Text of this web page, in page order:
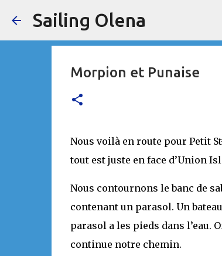
Sailing Olena
Morpion et Punaise
Nous voilà en route pour Petit
tout est juste en face d’Union
Nous contournons le banc de
contenant un parasol. Un
parasol a les pieds dans l’eau.
continue notre chemin.